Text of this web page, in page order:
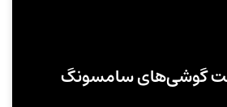
گوشی‌های سامسونگ